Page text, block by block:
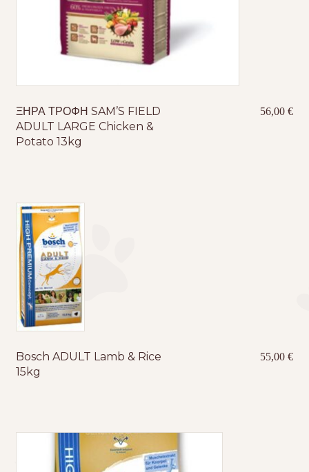
ΞΗΡΑ ΤΡΟΦΗ SAM’S FIELD
ADULT LARGE Chicken &
Potato 13kg
56,00€
Bosch ADULT Lamb & Rice
15kg
55,00€